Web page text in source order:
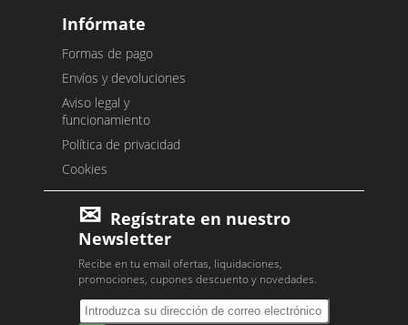
Infórmate
Formas de pago
Envíos y devoluciones
Aviso legal y
funcionamiento
Política de privacidad
Cookies
Regístrate en nuestro
Newsletter
Recibe en tu email ofertas, liquidaciones,
promociones, cupones descuento y novedades.